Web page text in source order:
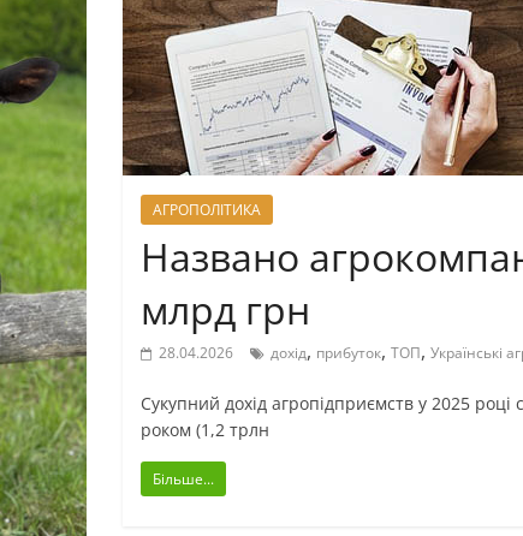
АГРОПОЛІТИКА
Названо
млрд грн
28.04.2026 дохід, прибуток, ТОП, Українські
Сукупний дохід агропідприємств у 2025
роком (1,2 трлн
Більше...